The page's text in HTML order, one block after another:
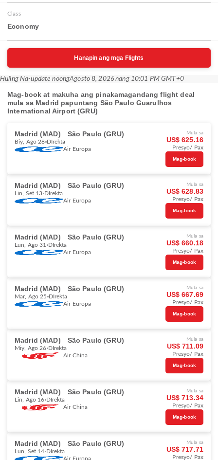
Class
Economy
Hanapin ang mga Flights
Huling Na-update noongAgosto 8, 2026 nang 10:01 PM GMT+0
Mag-book at makuha ang pinakamagandang flight deal
mula sa Madrid papuntang São Paulo Guarulhos
International Airport (GRU)
Madrid (MAD) São Paulo (GRU)
Biy, Ago 28 DIrekta
Air Europa
Mula sa
US$ 625.16
Presyo/ Pax
Mag-book
Madrid (MAD) São Paulo (GRU)
Lin, Set 13 DIrekta
Air Europa
Mula sa
US$ 628.83
Presyo/ Pax
Mag-book
Madrid (MAD) São Paulo (GRU)
Lun, Ago 31 DIrekta
Air Europa
Mula sa
US$ 660.18
Presyo/ Pax
Mag-book
Madrid (MAD) São Paulo (GRU)
Mar, Ago 25 DIrekta
Air Europa
Mula sa
US$ 667.69
Presyo/ Pax
Mag-book
Madrid (MAD) São Paulo (GRU)
Miy, Ago 26 DIrekta
Air China
Mula sa
US$ 711.09
Presyo/ Pax
Mag-book
Madrid (MAD) São Paulo (GRU)
Lin, Ago 16 DIrekta
Air China
Mula sa
US$ 713.34
Presyo/ Pax
Mag-book
Madrid (MAD) São Paulo (GRU)
Lun, Set 14 DIrekta
Air Europa
Mula sa
US$ 717.71
Presyo/ Pax